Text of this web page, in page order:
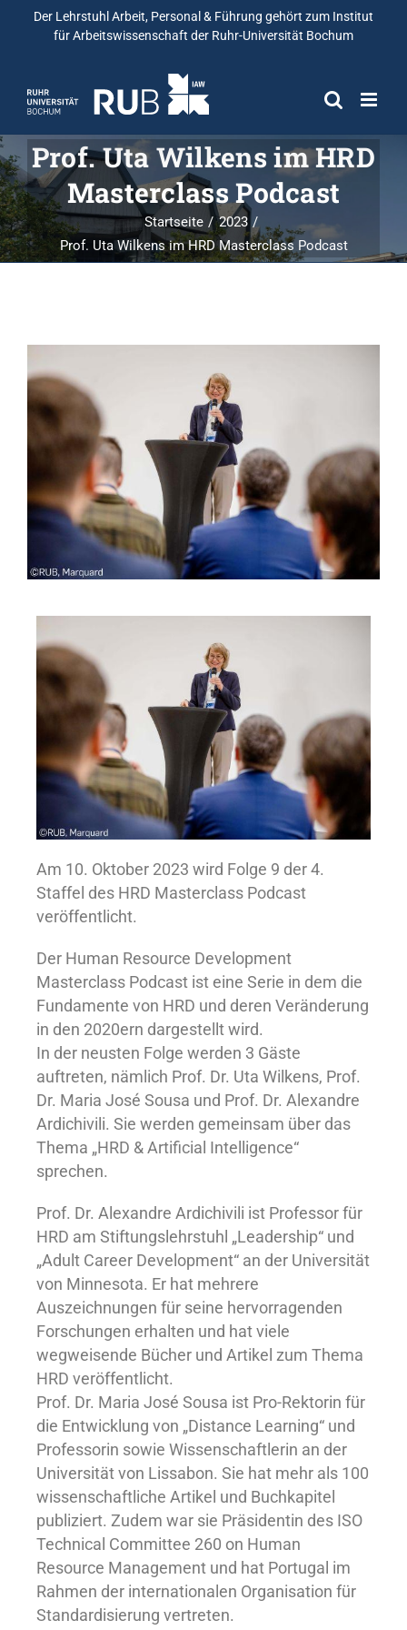
Der Lehrstuhl Arbeit, Personal & Führung gehört zum Institut
für Arbeitswissenschaft der Ruhr-Universität Bochum
Prof. Uta Wilkens im HRD
Masterclass Podcast
Startseite
2023
Prof. Uta Wilkens im HRD Masterclass Podcast
Am 10. Oktober 2023 wird Folge 9 der 4.
Staffel des HRD Masterclass Podcast
veröffentlicht.
Der Human Resource Development
Masterclass Podcast ist eine Serie in dem die
Fundamente von HRD und deren Veränderung
in den 2020ern dargestellt wird.
In der neusten Folge werden 3 Gäste
auftreten, nämlich Prof. Dr. Uta Wilkens, Prof.
Dr. Maria José Sousa und Prof. Dr. Alexandre
Ardichivili. Sie werden gemeinsam über das
Thema „HRD & Artificial Intelligence“
sprechen.
Prof. Dr. Alexandre Ardichivili ist Professor für
HRD am Stiftungslehrstuhl „Leadership“ und
„Adult Career Development“ an der Universität
von Minnesota. Er hat mehrere
Auszeichnungen für seine hervorragenden
Forschungen erhalten und hat viele
wegweisende Bücher und Artikel zum Thema
HRD veröffentlicht.
Prof. Dr. Maria José Sousa ist Pro-Rektorin für
die Entwicklung von „Distance Learning“ und
Professorin sowie Wissenschaftlerin an der
Universität von Lissabon. Sie hat mehr als 100
wissenschaftliche Artikel und Buchkapitel
publiziert. Zudem war sie Präsidentin des ISO
Technical Committee 260 on Human
Resource Management und hat Portugal im
Rahmen der internationalen Organisation für
Standardisierung vertreten.